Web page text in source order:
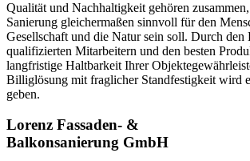
Qualität und Nachhaltigkeit gehören
Sanierung gleichermaßen sinnvoll für den
Gesellschaft und die Natur sein soll. Durch den
qualifizierten Mitarbeitern und den besten
langfristige Haltbarkeit Ihrer
Billiglösung mit fraglicher Standfestigkeit wird
geben.
Lorenz Fassaden- &
Balkonsanierung GmbH